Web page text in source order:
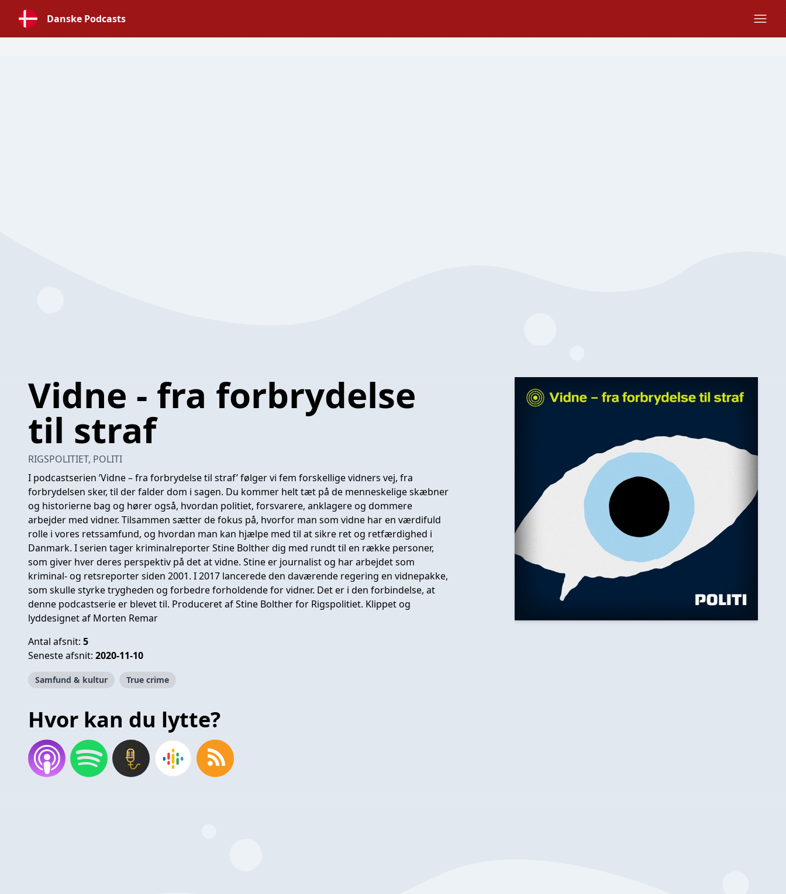
Danske Podcasts
Vidne - fra forbrydelse
til straf
RIGSPOLITIET, POLITI
I podcastserien ’Vidne – fra forbrydelse til straf’ følger vi fem forskellige vidners vej, fra
forbrydelsen sker, til der falder dom i sagen. Du kommer helt tæt på de menneskelige skæbner
og historierne bag og hører også, hvordan politiet, forsvarere, anklagere og dommere
arbejder med vidner. Tilsammen sætter de fokus på, hvorfor man som vidne har en værdifuld
rolle i vores retssamfund, og hvordan man kan hjælpe med til at sikre ret og retfærdighed i
Danmark. I serien tager kriminalreporter Stine Bolther dig med rundt til en række personer,
som giver hver deres perspektiv på det at vidne. Stine er journalist og har arbejdet som
kriminal- og retsreporter siden 2001. I 2017 lancerede den daværende regering en vidnepakke,
som skulle styrke trygheden og forbedre forholdende for vidner. Det er i den forbindelse, at
denne podcastserie er blevet til. Produceret af Stine Bolther for Rigspolitiet. Klippet og
lyddesignet af Morten Remar
Antal afsnit: 5
Seneste afsnit: 2020-11-10
Samfund & kultur True crime
Hvor kan du lytte?